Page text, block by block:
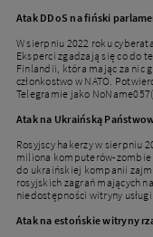
Atak DDoS na fiński
W sierpniu 2022 roku
Eksperci zgadzają się co do
Finlandii, która mając za nic
członkostwo w NATO.
Telegramie jako
Atak na Ukraińską
Rosyjscy hakerzy w sierpniu
miliona komputerów-zombie
do ukraińskiej kompanii
rosyjskich zagrań mających
niedostępności witryny usługi
Atak na estońskie witryny